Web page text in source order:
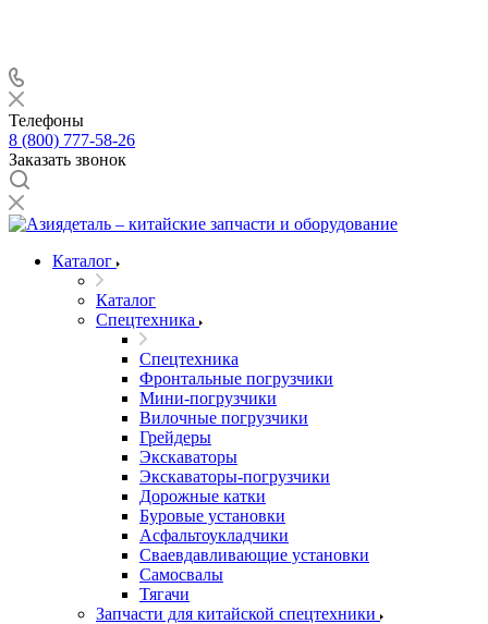
Телефоны
8 (800) 777-58-26
Заказать звонок
Каталог
Каталог
Спецтехника
Спецтехника
Фронтальные погрузчики
Мини-погрузчики
Вилочные погрузчики
Грейдеры
Экскаваторы
Экскаваторы-погрузчики
Дорожные катки
Буровые установки
Асфальтоукладчики
Сваевдавливающие установки
Самосвалы
Тягачи
Запчасти для китайской спецтехники